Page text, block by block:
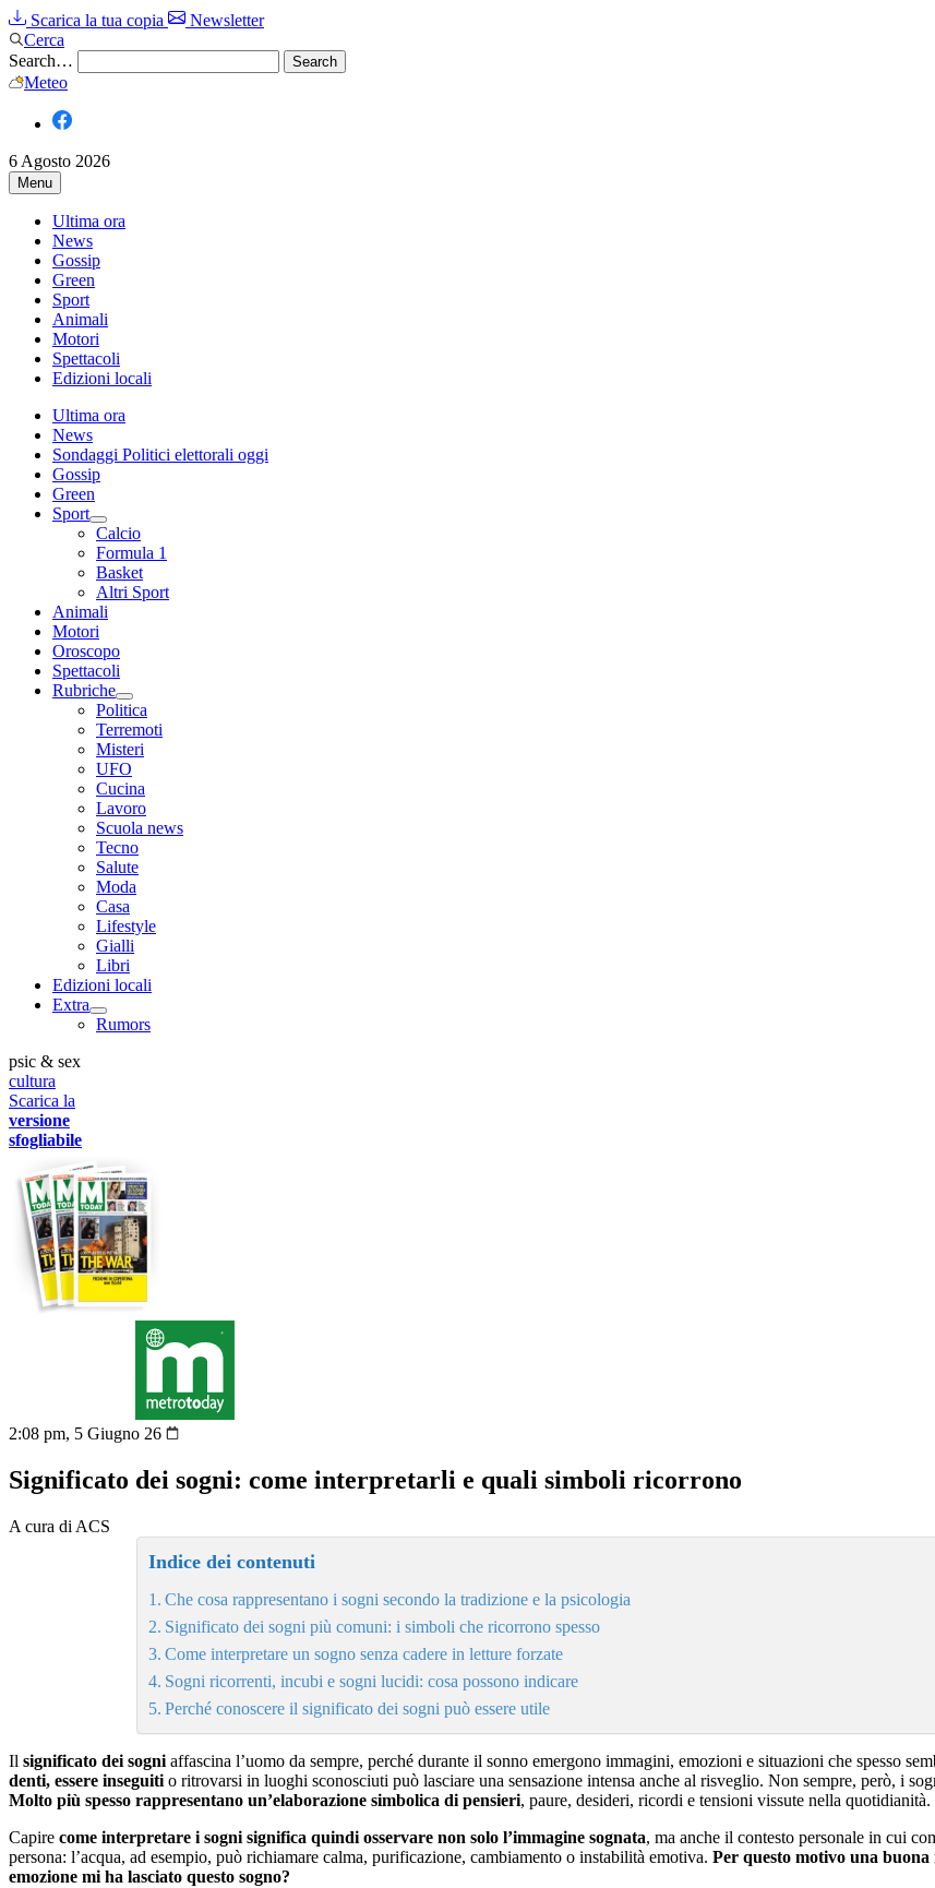
Scarica la tua copia
Newsletter
Cerca
Search…
Meteo
6 Agosto 2026
Menu
Ultima ora
News
Gossip
Green
Sport
Animali
Motori
Spettacoli
Edizioni locali
Ultima ora
News
Sondaggi Politici elettorali oggi
Gossip
Green
Sport
Calcio
Formula 1
Basket
Altri Sport
Animali
Motori
Oroscopo
Spettacoli
Rubriche
Politica
Terremoti
Misteri
UFO
Cucina
Lavoro
Scuola news
Tecno
Salute
Moda
Casa
Lifestyle
Gialli
Libri
Edizioni locali
Extra
Rumors
psic & sex
cultura
Scarica la
versione
sfogliabile
2:08 pm, 5 Giugno 26
Significato dei sogni: come interpretarli e quali simboli ricorrono
A cura di ACS
Indice dei contenuti
Che cosa rappresentano i sogni secondo la tradizione e la psicologia
Significato dei sogni più comuni: i simboli che ricorrono spesso
Come interpretare un sogno senza cadere in letture forzate
Sogni ricorrenti, incubi e sogni lucidi: cosa possono indicare
Perché conoscere il significato dei sogni può essere utile
Il significato dei sogni affascina l’uomo da sempre, perché durante il sonno emergono immagini, emozioni e situazioni che spesso
denti, essere inseguiti o ritrovarsi in luoghi sconosciuti può lasciare una sensazione intensa anche al risveglio. Non sempre, però, i
Molto più spesso rappresentano un’elaborazione simbolica di pensieri, paure, desideri, ricordi e tensioni vissute nella quotidianità.
Capire come interpretare i sogni significa quindi osservare non solo l’immagine sognata, ma anche il contesto personale in cui
persona: l’acqua, ad esempio, può richiamare calma, purificazione, cambiamento o instabilità emotiva. Per questo motivo una
emozione mi ha lasciato questo sogno?